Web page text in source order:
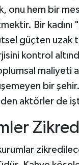
onu hem bir
Bir kadını
güçten uzak
kontrol
maliyeti
bir
aktörler de